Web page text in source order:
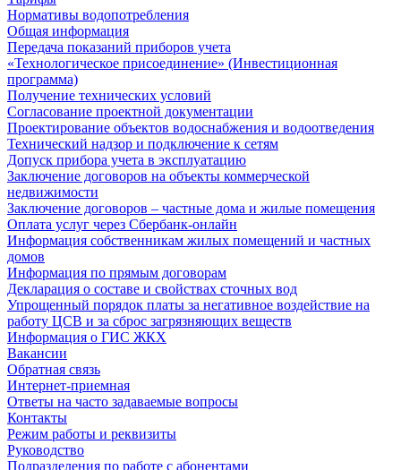
Нормативы водопотребления
Общая информация
Передача показаний приборов учета
«Технологическое присоединение» (Инвестиционная
программа)
Получение технических условий
Согласование проектной документации
Проектирование объектов водоснабжения и водоотведения
Технический надзор и подключение к сетям
Допуск прибора учета в эксплуатацию
Заключение договоров на объекты коммерческой
недвижимости
Заключение договоров – частные дома и жилые помещения
Оплата услуг через Сбербанк-онлайн
Информация собственникам жилых помещений и частных
домов
Информация по прямым договорам
Декларация о составе и свойствах сточных вод
Упрощенный порядок платы за негативное воздействие на
работу ЦСВ и за сброс загрязняющих веществ
Информация о ГИС ЖКХ
Вакансии
Обратная связь
Интернет-приемная
Ответы на часто задаваемые вопросы
Контакты
Режим работы и реквизиты
Руководство
Подразделения по работе с абонентами